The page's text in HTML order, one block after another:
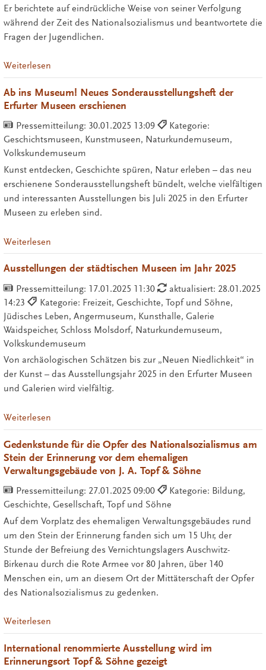
Er berichtete auf eindrückliche Weise von seiner Verfolgung
während der Zeit des Nationalsozialismus und beantwortete die
Fragen der Jugendlichen.
Weiterlesen
Ab ins Museum! Neues Sonderausstellungsheft der
Erfurter Museen erschienen
Pressemitteilung: 30.01.2025 13:09
Kategorie:
Geschichtsmuseen, Kunstmuseen, Naturkundemuseum,
Volkskundemuseum
Kunst entdecken, Geschichte spüren, Natur erleben – das neu
erschienene Sonderausstellungsheft bündelt, welche vielfältigen
und interessanten Ausstellungen bis Juli 2025 in den Erfurter
Museen zu erleben sind.
Weiterlesen
Ausstellungen der städtischen Museen im Jahr 2025
Pressemitteilung: 17.01.2025 11:30
aktualisiert: 28.01.2025
14:23
Kategorie: Freizeit, Geschichte, Topf und Söhne,
Jüdisches Leben, Angermuseum, Kunsthalle, Galerie
Waidspeicher, Schloss Molsdorf, Naturkundemuseum,
Volkskundemuseum
Von archäologischen Schätzen bis zur „Neuen Niedlichkeit“ in
der Kunst – das Ausstellungsjahr 2025 in den Erfurter Museen
und Galerien wird vielfältig.
Weiterlesen
Gedenkstunde für die Opfer des Nationalsozialismus am
Stein der Erinnerung vor dem ehemaligen
Verwaltungsgebäude von J. A. Topf & Söhne
Pressemitteilung: 27.01.2025 09:00
Kategorie: Bildung,
Geschichte, Gesellschaft, Topf und Söhne
Auf dem Vorplatz des ehemaligen Verwaltungsgebäudes rund
um den Stein der Erinnerung fanden sich um 15 Uhr, der
Stunde der Befreiung des Vernichtungslagers Auschwitz-
Birkenau durch die Rote Armee vor 80 Jahren, über 140
Menschen ein, um an diesem Ort der Mittäterschaft der Opfer
des Nationalsozialismus zu gedenken.
Weiterlesen
International renommierte Ausstellung wird im
Erinnerungsort Topf & Söhne gezeigt